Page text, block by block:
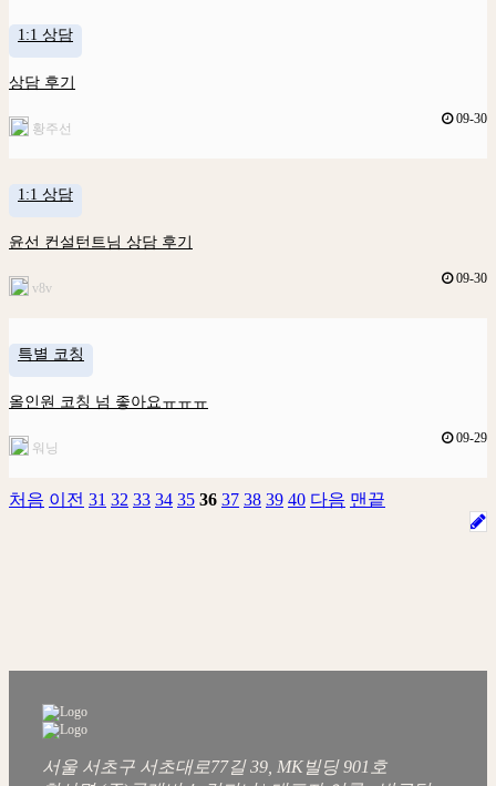
1:1 상담
상담 후기
황주선
09-30
1:1 상담
윤선 컨설턴트님 상담 후기
v8v
09-30
특별 코칭
올인원 코칭 넘 좋아요ㅠㅠㅠ
워닝
09-29
처음 이전 31 32 33 34 35 36 37 38 39 40 다음 맨끝
서울 서초구 서초대로77길 39, MK빌딩 901호